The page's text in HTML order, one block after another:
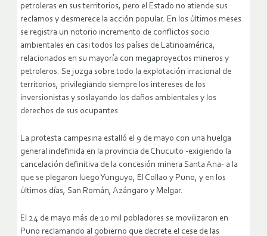
petroleras en sus territorios, pero el Estado no atiende sus
reclamos y desmerece la acción popular. En los últimos meses
se registra un notorio incremento de conflictos socio
ambientales en casi todos los países de Latinoamérica,
relacionados en su mayoría con megaproyectos mineros y
petroleros. Se juzga sobre todo la explotación irracional de
territorios, privilegiando siempre los intereses de los
inversionistas y soslayando los daños ambientales y los
derechos de sus ocupantes.
La protesta campesina estalló el 9 de mayo con una huelga
general indefinida en la provincia de Chucuito -exigiendo la
cancelación definitiva de la concesión minera Santa Ana- a la
que se plegaron luego Yunguyo, El Collao y Puno, y en los
últimos días, San Román, Azángaro y Melgar.
El 24 de mayo más de 10 mil pobladores se movilizaron en
Puno reclamando al gobierno que decrete el cese de las